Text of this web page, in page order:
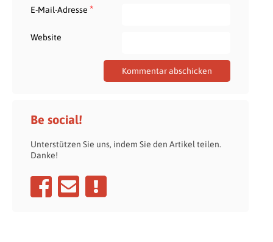
E-Mail-Adresse *
Website
Be social!
Unterstützen Sie uns, indem Sie den Artikel teilen.
Danke!